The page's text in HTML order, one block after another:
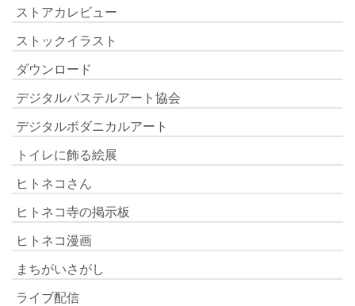
ストアカレビュー
ストックイラスト
ダウンロード
デジタルパステルアート協会
デジタルボダニカルアート
トイレに飾る絵展
ヒトネコさん
ヒトネコ寺の掲示板
ヒトネコ漫画
まちがいさがし
ライブ配信